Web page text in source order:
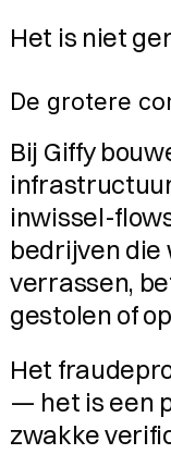
Het is niet
De grotere
Bij Giffy
inwissel-
bedrijven
verrassen,
gestolen of
Het
— het is een
zwakke